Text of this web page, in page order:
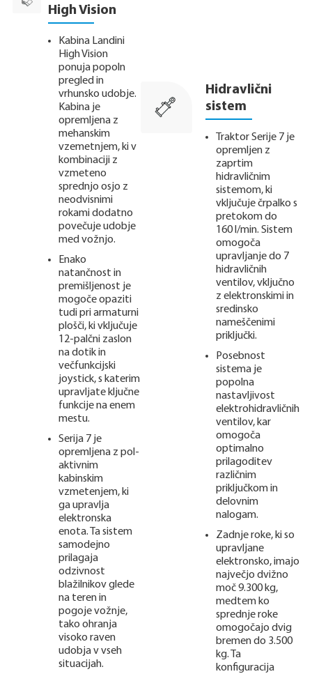
High Vision
Kabina Landini
High Vision
ponuja popoln
pregled in
vrhunsko udobje.
Kabina je
opremljena z
mehanskim
vzemetnjem, ki v
kombinaciji z
vzmeteno
sprednjo osjo z
neodvisnimi
rokami dodatno
povečuje udobje
med vožnjo.
Enako
natančnost in
premišljenost je
mogoče opaziti
tudi pri armaturni
plošči, ki vključuje
12-palčni zaslon
na dotik in
večfunkcijski
joystick, s katerim
upravljate ključne
funkcije na enem
mestu.
Serija 7 je
opremljena z pol-
aktivnim
kabinskim
vzmetenjem, ki
ga upravlja
elektronska
enota. Ta sistem
samodejno
prilagaja
odzivnost
blažilnikov glede
na teren in
pogoje vožnje,
tako ohranja
visoko raven
udobja v vseh
situacijah.
Hidravlični
sistem
Traktor Serije 7 je
opremljen z
zaprtim
hidravličnim
sistemom, ki
vključuje črpalko s
pretokom do
160 l/min. Sistem
omogoča
upravljanje do 7
hidravličnih
ventilov, vključno
z elektronskimi in
sredinsko
nameščenimi
priključki.
Posebnost
sistema je
popolna
nastavljivost
elektrohidravličnih
ventilov, kar
omogoča
optimalno
prilagoditev
različnim
priključkom in
delovnim
nalogam.
Zadnje roke, ki so
upravljane
elektronsko, imajo
največjo dvižno
moč 9.300 kg,
medtem ko
sprednje roke
omogočajo dvig
bremen do 3.500
kg. Ta
konfiguracija